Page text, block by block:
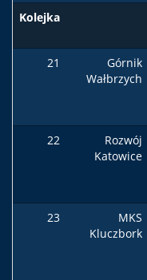
Kolejka
21
Górnik
Wałbrzych
22
Rozwój
Katowice
23
MKS
Kluczbork